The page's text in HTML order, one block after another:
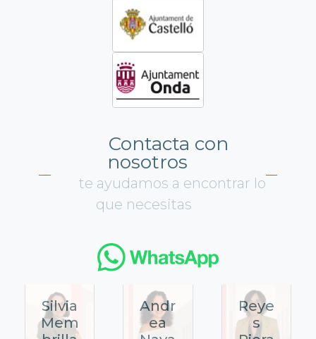
Contacta con
nosotros
te ayudamos a encontrar lo
que necesitas
Silvia
Mem
Andr
ea
Reye
s